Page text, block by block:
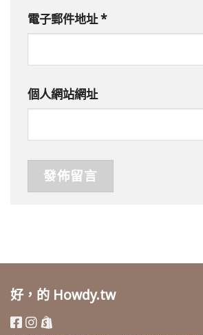
電子郵件地址*
個人網站網址
好，的 Howdy.tw